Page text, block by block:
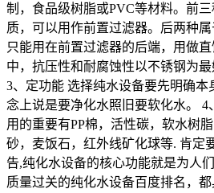
制，食品级树脂或PVC等材料。前
质，可以用作前置过滤器。后两种属
只能用在前置过滤器的后端，用做
中，抗压性和耐腐蚀性以不锈钢为最
3、定功能 选择纯水设备要先明确
念上说是要净化水照旧要软化水。 4
用的重要有PP棉，活性碳，软水树
砂，麦饭石，红外线矿化球等. 肯定
告,纯化水设备的核心功能就是为人
质量过关的纯化水设备百度排名，